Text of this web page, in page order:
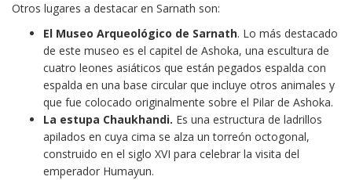
Otros lugares a destacar en Sarnath son:
El Museo Arqueológico de Sarnath. Lo más destacado
de este museo es el capitel de Ashoka, una escultura de
cuatro leones asiáticos que están pegados espalda con
espalda en una base circular que incluye otros animales y
que fue colocado originalmente sobre el Pilar de Ashoka.
La estupa Chaukhandi. Es una estructura de ladrillos
apilados en cuya cima se alza un torreón octogonal,
construido en el siglo XVI para celebrar la visita del
emperador Humayun.